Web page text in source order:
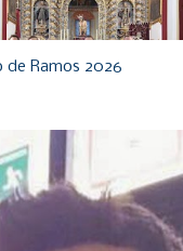
de Ramos 2026